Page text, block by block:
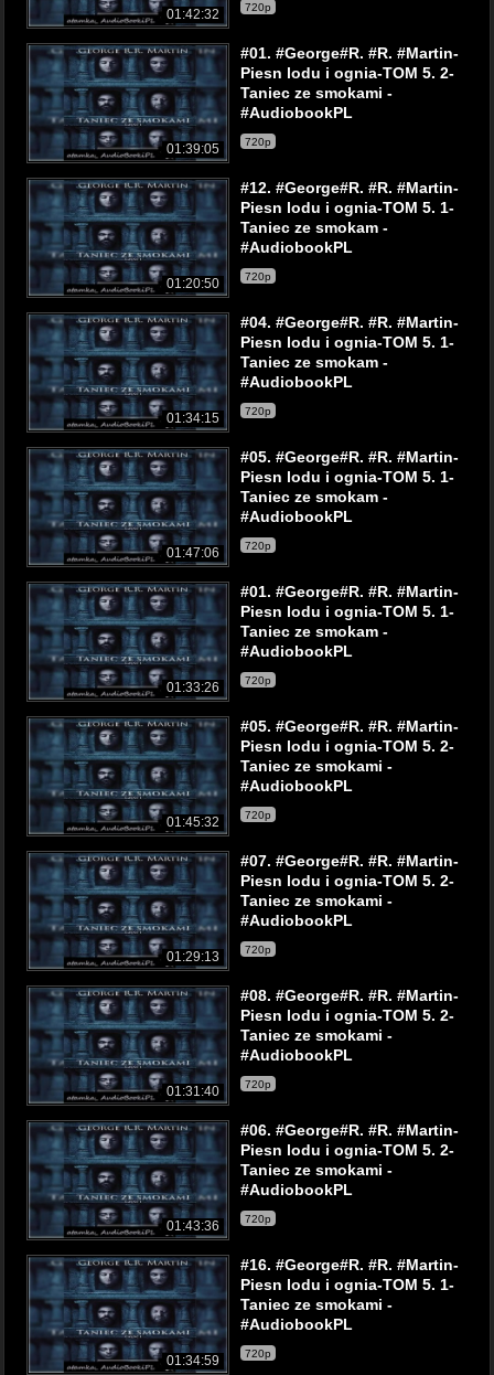
01:42:32 720p
01:39:05
#01. #George#R. #R. #Martin-
Piesn lodu i ognia-TOM 5. 2-
Taniec ze smokami -
#AudiobookPL
720p
01:20:50
#12. #George#R. #R. #Martin-
Piesn lodu i ognia-TOM 5. 1-
Taniec ze smokam -
#AudiobookPL
720p
01:34:15
#04. #George#R. #R. #Martin-
Piesn lodu i ognia-TOM 5. 1-
Taniec ze smokam -
#AudiobookPL
720p
01:47:06
#05. #George#R. #R. #Martin-
Piesn lodu i ognia-TOM 5. 1-
Taniec ze smokam -
#AudiobookPL
720p
01:33:26
#01. #George#R. #R. #Martin-
Piesn lodu i ognia-TOM 5. 1-
Taniec ze smokam -
#AudiobookPL
720p
01:45:32
#05. #George#R. #R. #Martin-
Piesn lodu i ognia-TOM 5. 2-
Taniec ze smokami -
#AudiobookPL
720p
01:29:13
#07. #George#R. #R. #Martin-
Piesn lodu i ognia-TOM 5. 2-
Taniec ze smokami -
#AudiobookPL
720p
01:31:40
#08. #George#R. #R. #Martin-
Piesn lodu i ognia-TOM 5. 2-
Taniec ze smokami -
#AudiobookPL
720p
01:43:36
#06. #George#R. #R. #Martin-
Piesn lodu i ognia-TOM 5. 2-
Taniec ze smokami -
#AudiobookPL
720p
01:34:59
#16. #George#R. #R. #Martin-
Piesn lodu i ognia-TOM 5. 1-
Taniec ze smokami -
#AudiobookPL
720p